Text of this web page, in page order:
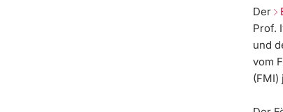
Der
Prof.
und
vom
(FMI)